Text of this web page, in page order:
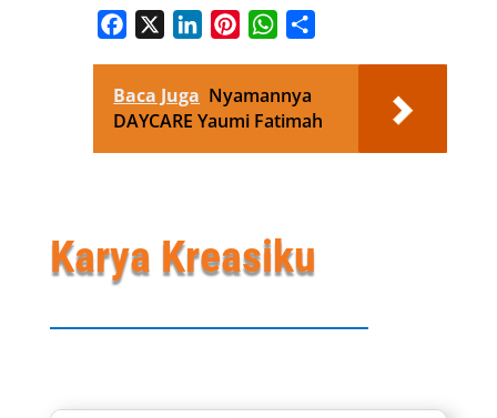
Facebook LinkedInPinterestWhatsApp
Baca Juga Nyamannya
DAYCARE Yaumi Fatimah
Karya Kreasiku